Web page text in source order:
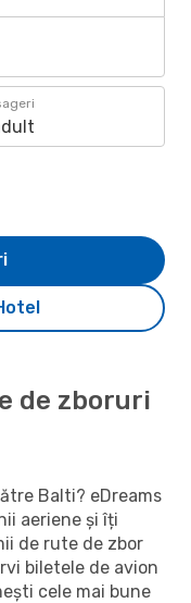
de zboruri
Balti? eDreams
aeriene și îți
de rute de zbor
biletele de avion
cele mai bune